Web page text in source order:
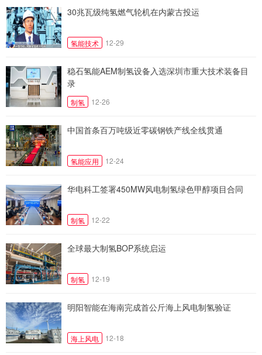
30兆瓦级纯氢燃气轮机在内蒙古投运
氢能技术 12-29
稳石氢能AEM制氢设备入选深圳市重大技术装备目
录
制氢 12-26
中国首条百万吨级近零碳钢铁产线全线贯通
氢能应用 12-24
华电科工签署450MW风电制氢绿色甲醇项目合同
制氢 12-22
全球最大制氢BOP系统启运
制氢 12-19
明阳智能在海南完成首公斤海上风电制氢验证
海上风电 12-18